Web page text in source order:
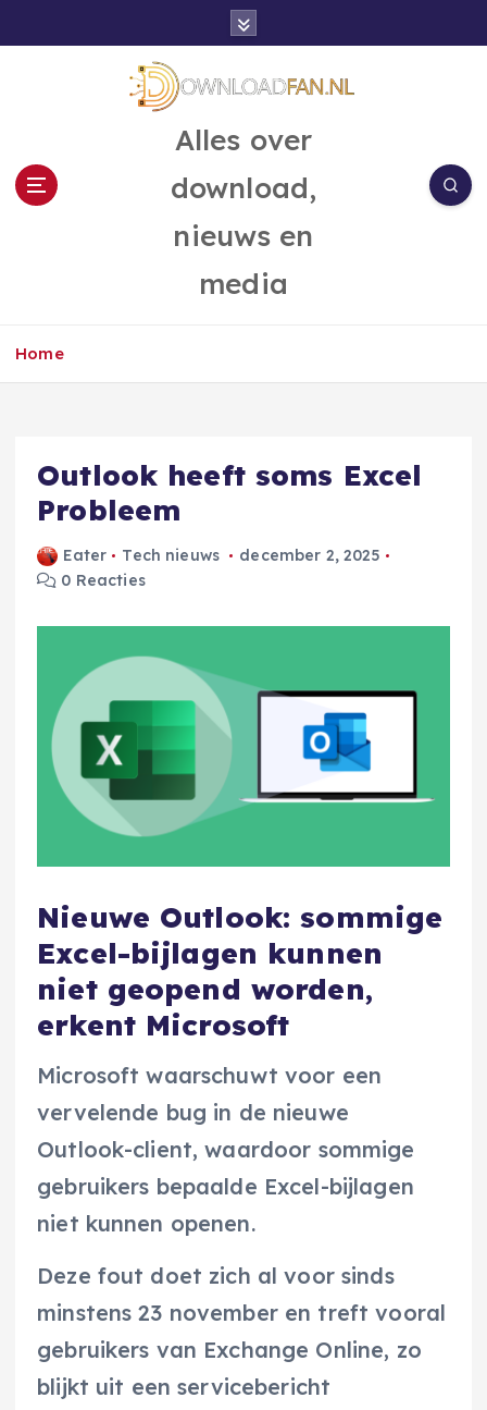
Alles over
download,
nieuws en
media
Home
Outlook heeft soms Excel
Probleem
Eater Tech nieuws
december 2, 2025
0 Reacties
Nieuwe Outlook: sommige
Excel-bijlagen kunnen
niet geopend worden,
erkent Microsoft
Microsoft waarschuwt voor een
vervelende bug in de nieuwe
Outlook-client, waardoor sommige
gebruikers bepaalde Excel-bijlagen
niet kunnen openen.
Deze fout doet zich al voor sinds
minstens 23 november en treft vooral
gebruikers van Exchange Online, zo
blijkt uit een servicebericht